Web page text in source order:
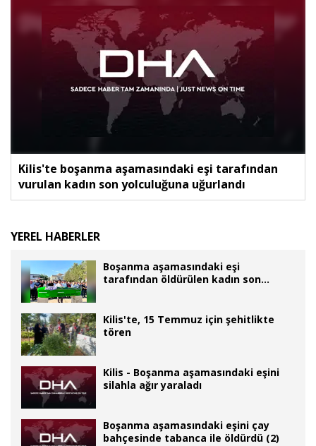
Kilis'te boşanma aşamasındaki eşi tarafından
vurulan kadın son yolculuğuna uğurlandı
YEREL HABERLER
Boşanma aşamasındaki eşi
tarafından öldürülen kadın son
Kilis'te, 15 Temmuz için şehitlikte
tören
Kilis - Boşanma aşamasındaki eşini
silahla ağır yaraladı
Boşanma aşamasındaki eşini çay
bahçesinde tabanca ile öldürdü (2)